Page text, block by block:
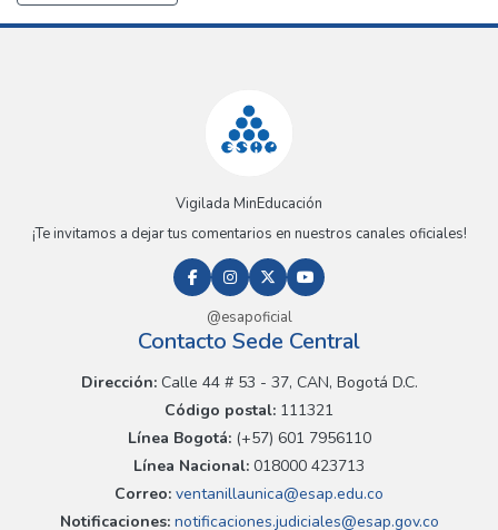
Vigilada MinEducación
¡Te invitamos a dejar tus comentarios en nuestros canales oficiales!
@esapoficial
Contacto Sede Central
Dirección:Calle 44 # 53 - 37, CAN, Bogotá D.C.
Código postal: 111321
Línea Bogotá:(+57) 601 7956110
Línea Nacional: 018000 423713
Correo: ventanillaunica@esap.edu.co
Notificaciones:notificaciones.judiciales@esap.gov.co